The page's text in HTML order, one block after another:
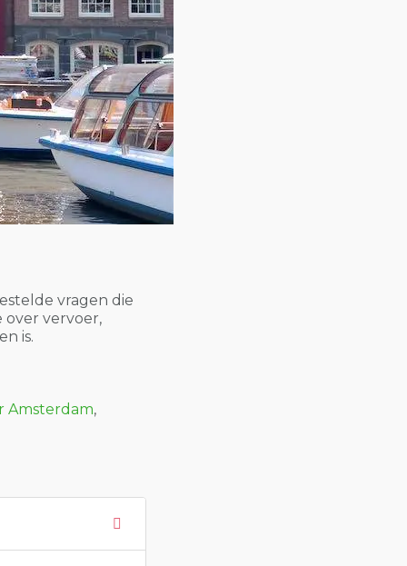
vragen die
over vervoer,
is.
Amsterdam,